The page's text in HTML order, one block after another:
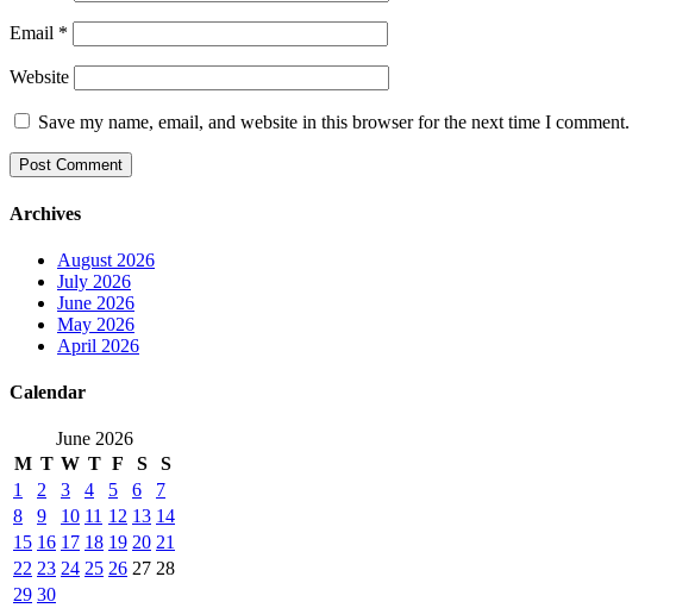
Email *
Website
Save my name, email, and website in this browser for the next time I comment.
Archives
August 2026
July 2026
June 2026
May 2026
April 2026
Calendar
June 2026
M T W T F S
S
1
2 3 4 5 6
7
8
9 10 11 12 13 14
15 16 17 18 19 20 21
22 23 24 25 26 27 28
29 30